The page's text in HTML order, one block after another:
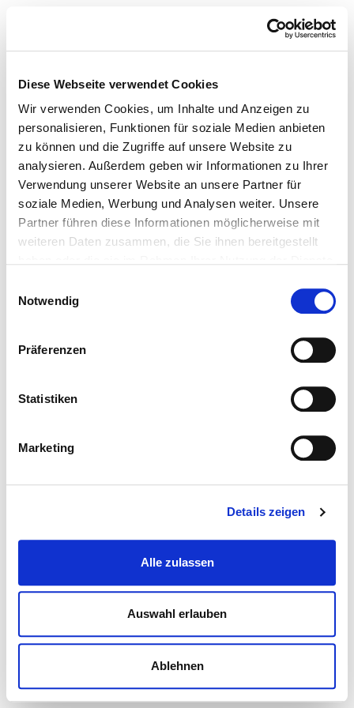
Diese Webseite verwendet Cookies
Wir verwenden Cookies, um Inhalte und Anzeigen zu
personalisieren, Funktionen für soziale Medien anbieten
zu können und die Zugriffe auf unsere Website zu
analysieren. Außerdem geben wir Informationen zu Ihrer
Verwendung unserer Website an unsere Partner für
soziale Medien, Werbung und Analysen weiter. Unsere
Partner führen diese Informationen möglicherweise mit
weiteren Daten zusammen, die Sie ihnen bereitgestellt
Notwendig
Präferenzen
Statistiken
Marketing
Details zeigen
Alle zulassen
Auswahl erlauben
Ablehnen